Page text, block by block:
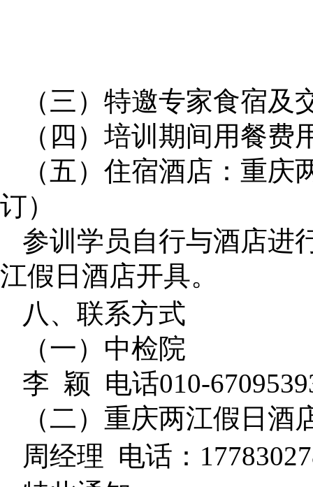
（三）特邀专家食宿
（四）培训期间用餐
（五）住宿酒店：重
订）
参训学员自行与酒店进
江假日酒店开具。
八、联系方式
（一）中检院
李 颖 电话010-
（二）重庆两江假日酒
周经理 电话：